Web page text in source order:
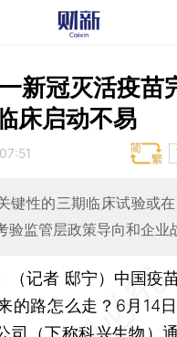
新冠灭活疫苗
床启动不易
键性的三期临床试验或在
验监管层政策导向和企业
（记者 邸宁） 中国疫
的路怎么走？6月14
司（下称科兴生物 ）